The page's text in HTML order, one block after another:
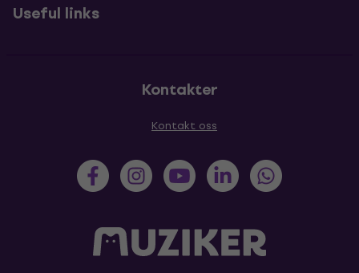
Useful links
Kontakter
Kontakt oss